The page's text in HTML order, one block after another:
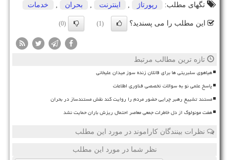
تگهای مطلب:
رپورتاژ اینترنت بحران خدمات
این مطلب را می پسندید؟ (1)
(0)
تازه ترین مطالب مرتبط
هیاهوی سلبریتی ها برای قاتلان زنده سوز میدان علیخانی
پاسخ علمی نو به سوالات تخصصی فناوری اطلاعات
مستند تشییع رهبر چرایی حضور مردم را روایت کند نقش مستندساز در بحران
هفت مونولوگ از دل خاطرات جمعی معاصر احتمال ریزش باران حمایت نشد
نظرات بینندگان کاراموند در مورد این مطلب
نظر شما در مورد این مطلب